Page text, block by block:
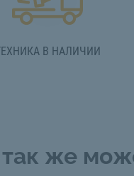
В НАЛИЧИИ
же